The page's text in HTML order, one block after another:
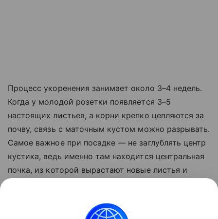
Процесс укоренения занимает около 3–4 недель.
Когда у молодой розетки появляется 3–5
настоящих листьев, а корни крепко цепляются за
почву, связь с маточным кустом можно разрывать.
Самое важное при посадке — не заглублять центр
кустика, ведь именно там находится центральная
почка, из которой вырастают новые листья и
почвой — растение сгниет, если оставить